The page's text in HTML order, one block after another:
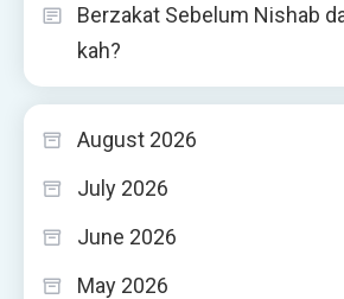
Berzakat Sebelum Nishab
kah?
August 2026
July 2026
June 2026
May 2026